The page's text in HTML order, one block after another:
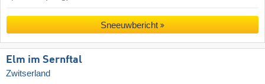
Sneeuwbericht
Elm im Sernftal
Zwitserland